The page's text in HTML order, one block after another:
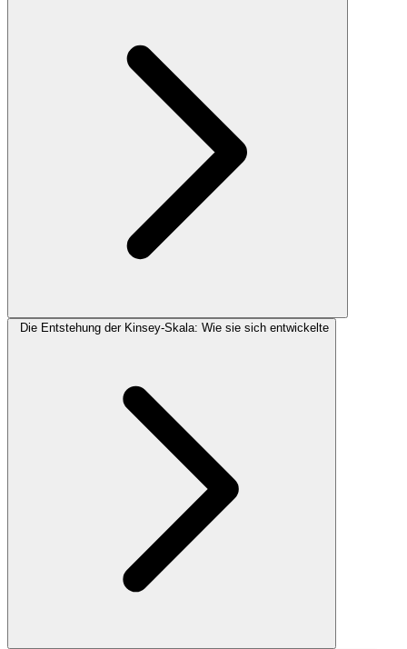
Die Entstehung der Kinsey-Skala: Wie sie sich entwickelte